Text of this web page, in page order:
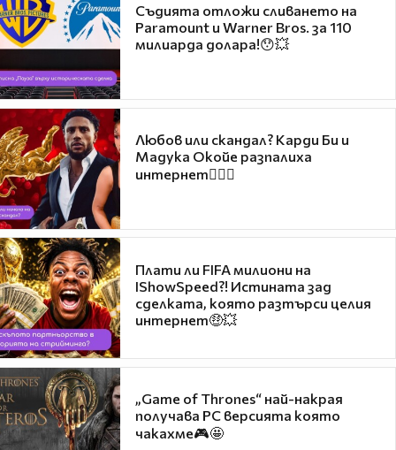
Съдията отложи сливането на
Paramount и Warner Bros. за 110
милиарда долара!😯💥
Любов или скандал? Карди Би и
Мадука Окойе разпалиха
интернет❤️‍🔥🔥
Плати ли FIFA милиони на
IShowSpeed?! Истината зад
сделката, която разтърси целия
интернет🤑💥
„Game of Thrones“ най-накрая
получава PC версията която
чакахме🎮🤩